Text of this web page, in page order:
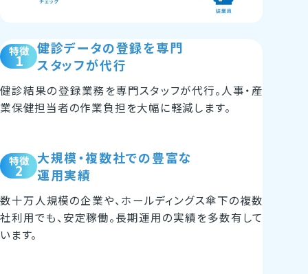
特徴
1
健診データの登録を専門
スタッフが代行
健診結果の登録業務を専門スタッフが代行。人事・産
業保健担当者の作業負担を大幅に軽減します。
特徴
2
大規模・複数社での豊富な
運用実績
数十万人規模の企業や、ホールディングス傘下の複数
社利用でも、安定稼働。長期運用の実績を多数有して
います。